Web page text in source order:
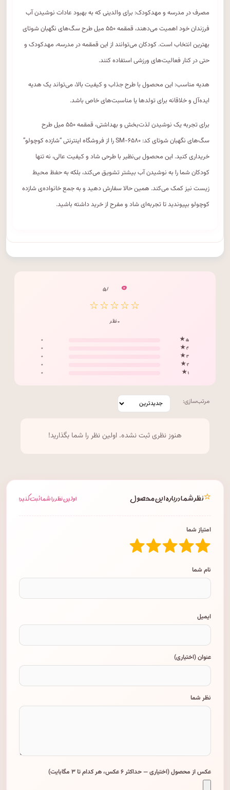
مصرف در مدرسه و مهدکودک: برای والدینی که به بهبود عادات نوشیدن آب
فرزندان خود اهمیت می‌دهند، قمقمه ۵۵۰ میل طرح سگ‌های نگهبان شوتای
بهترین انتخاب است. کودکان می‌توانند از این قمقمه در مدرسه، مهدکودک و
حتی در کنار فعالیت‌های ورزشی استفاده کنند.
هدیه مناسب: این محصول با طرح جذاب و کیفیت بالا، می‌تواند یک هدیه
ایده‌آل و خلاقانه برای تولدها یا مناسبت‌های خاص باشد.
برای تجربه یک نوشیدن لذت‌بخش و بهداشتی، قمقمه ۵۵۰ میل طرح
سگ‌های نگهبان شوتای کد: SM-۶۵۸۰ را از فروشگاه اینترنتی “شازده کوچولو”
خریداری کنید. این محصول بی‌نظیر با طرحی شاد و کیفیت عالی، نه تنها
کودکان شما را به نوشیدن آب بیشتر تشویق می‌کند، بلکه به حفظ محیط
زیست نیز کمک می‌کند. همین حالا سفارش دهید و به جمع خانواده‌ی شازده
کوچولو بپیوندید تا تجربه‌ای شاد و مفرح از خرید داشته باشید.
۰ / ۵
☆☆☆☆☆
۰ نظر
۵ ★
۰
۴ ★
۰
۳ ★
۰
۲ ★
۰
۱ ★
۰
مرتب‌سازی:
هنوز نظری ثبت نشده. اولین نظر را شما بگذارید!
⭐نظر شما درباره این محصول اولین نظر را شما ثبت کنید!
امتیاز شما
نام شما
ایمیل
عنوان (اختیاری)
نظر شما
عکس از محصول (اختیاری — حداکثر ۶ عکس، هر کدام تا ۳ مگابایت)